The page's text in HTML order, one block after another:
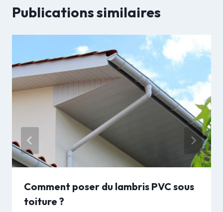
Publications similaires
Comment poser du lambris PVC sous
toiture ?